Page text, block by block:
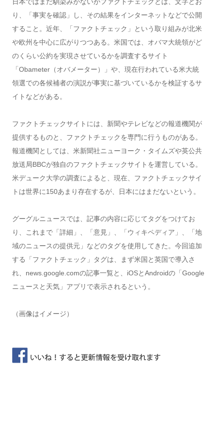
日本ではまだ馴染みがないがファクトチェックとは、文字どお
り、「事実を確認」し、その結果をインターネットなどで公開
すること。近年、「ファクトチェック」という取り組みが北米
や欧州を中心に広がりつつある。米国では、オバマ大統領がど
のくらい公約を実現させているかを調査するサイト
「Obameter（オバメーター）」や、現在行われている米大統
領選での各候補者の演説が事実に基づいているかを検証するサ
イトなどがある。
ファクトチェックサイトには、新聞やテレビなどの報道機関が
提供するものと、ファクトチェックを専門に行うものがある。
報道機関としては、米新聞社ニューヨーク・タイムズや英公共
放送局BBCが独自のファクトチェックサイトを運営している。
米デューク大学の調査によると、現在、ファクトチェックサイ
トは世界に150あまり存在するが、日本にはまだないという。
グーグルニュースでは、記事の内容に応じてタグをつけてお
り、これまで「詳細」、「意見」、「ウィキペディア」、「地
域のニュースの提供元」などのタグを使用してきた。今回追加
する「ファクトチェック」タグは、まず米国と英国で導入さ
れ、news.google.comの記事一覧と、iOSとAndroidの「Google
ニュースと天気」アプリで表示されるという。
（画像はイメージ）